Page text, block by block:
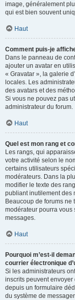
image, généralement
qui est bien souvent
Haut
Comment puis-je
Dans le panneau de
ajouter un avatar en
« Gravatar », la galerie
locales. Les
des avatars et des
Si vous ne pouvez pas
administrateur du forum.
Haut
Quel est mon rang et
Les rangs, qui
votre activité selon le
certains utilisateurs
modérateurs. Dans la
modifier le texte des
publiant inutilement des
Beaucoup de forums ne
modérateur pourra vous
messages.
Haut
Pourquoi m’est-il
courrier électronique
Si les administrateurs
inscrits peuvent
depuis un formulaire
du système de